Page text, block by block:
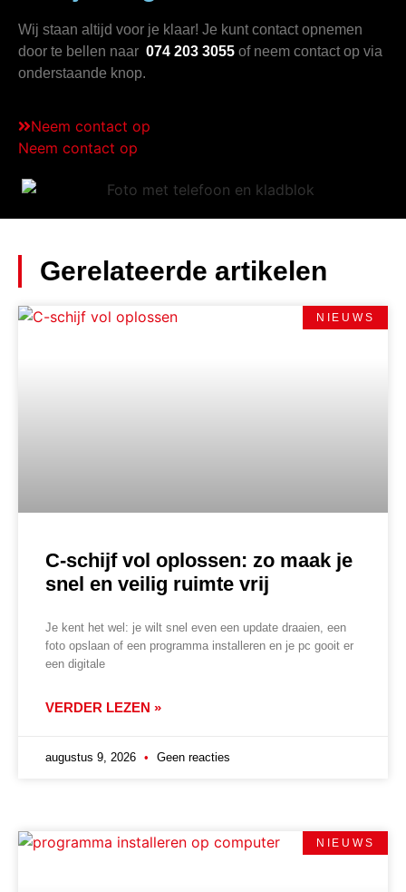
Wij staan altijd voor je klaar! Je kunt contact opnemen
door te bellen naar 074 203 3055 of neem contact op via
onderstaande knop.
Neem contact op
Neem contact op
Gerelateerde artikelen
NIEUWS
C-schijf vol oplossen: zo maak je
snel en veilig ruimte vrij
Je kent het wel: je wilt snel even een update draaien, een
foto opslaan of een programma installeren en je pc gooit er
een digitale
VERDER LEZEN »
augustus 9, 2026 Geen reacties
NIEUWS